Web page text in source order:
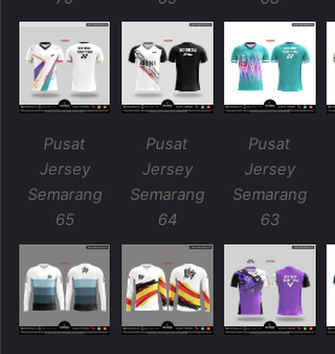
Pusat
Jersey
Semarang
65
Pusat
Jersey
Semarang
64
Pusat
Jersey
Semarang
63